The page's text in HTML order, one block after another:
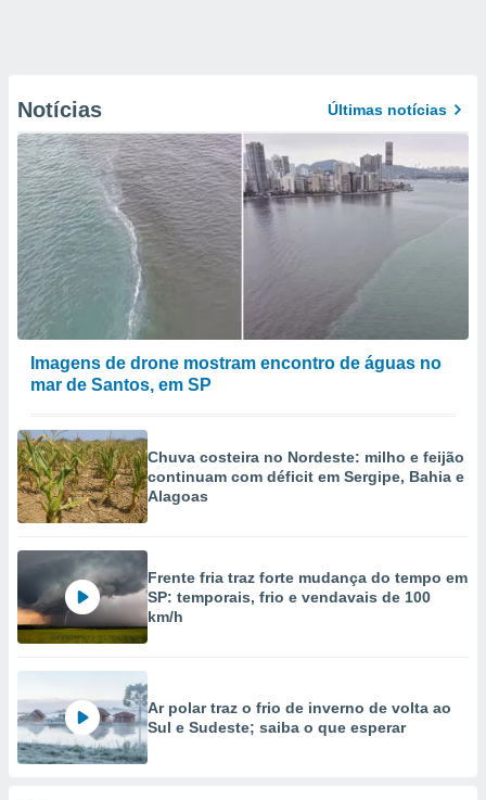
Notícias Últimas notícias
Imagens de drone mostram encontro de águas no
mar de Santos, em SP
Chuva costeira no Nordeste: milho e feijão
continuam com déficit em Sergipe, Bahia e
Alagoas
Frente fria traz forte mudança do tempo em
SP: temporais, frio e vendavais de 100
km/h
Ar polar traz o frio de inverno de volta ao
Sul e Sudeste; saiba o que esperar